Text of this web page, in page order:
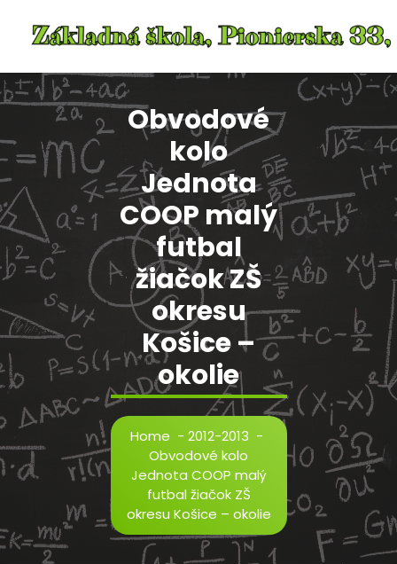
content
Obvodové
kolo
Jednota
COOP malý
futbal
žiačok ZŠ
okresu
Košice –
okolie
Home - 2012-2013 -
Obvodové kolo
Jednota COOP malý
futbal žiačok ZŠ
okresu Košice – okolie